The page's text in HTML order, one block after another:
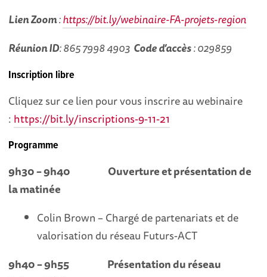
Lien Zoom:https://bit.ly/webinaire-FA-projets-region
Réunion ID: 865 7998 4903 Code d’accès: 029859
Inscription libre
Cliquez sur ce lien pour vous inscrire au webinaire
: https://bit.ly/inscriptions-9-11-21
Programme
9h30 – 9h40
Ouverture et présentation de
la matinée
Colin Brown – Chargé de partenariats et de
valorisation du réseau Futurs-ACT
9h40 – 9h55
Présentation du réseau